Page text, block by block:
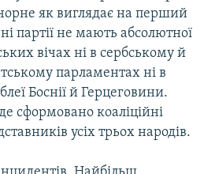
як виглядає на перший
партії не мають абсолютної
вічах ні в сербському й
парламентах ні в
Боснії й Герцеговини.
сформовано коаліційні
усіх трьох народів.